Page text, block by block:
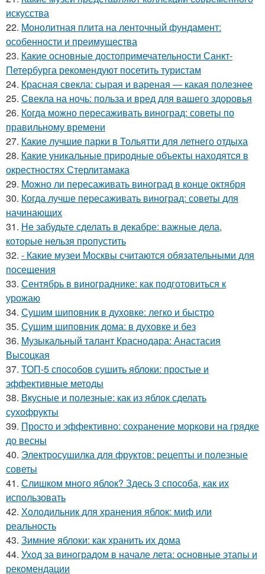
искусства
22. Монолитная плита на ленточный фундамент:
особенности и преимущества
23. Какие основные достопримечательности Санкт-
Петербурга рекомендуют посетить туристам
24. Красная свекла: сырая и вареная — какая полезнее
25. Свекла на ночь: польза и вред для вашего здоровья
26. Когда можно пересаживать виноград: советы по
правильному времени
27. Какие лучшие парки в Тольятти для летнего отдыха
28. Какие уникальные природные объекты находятся в
окрестностях Стерлитамака
29. Можно ли пересаживать виноград в конце октября
30. Когда лучше пересаживать виноград: советы для
начинающих
31. Не забудьте сделать в декабре: важные дела,
которые нельзя пропустить
32. - Какие музеи Москвы считаются обязательными для
посещения
33. Сентябрь в винограднике: как подготовиться к
урожаю
34. Сушим шиповник в духовке: легко и быстро
35. Сушим шиповник дома: в духовке и без
36. Музыкальный талант Краснодара: Анастасия
Высоцкая
37. ТОП-5 способов сушить яблоки: простые и
эффективные методы
38. Вкусные и полезные: как из яблок сделать
сухофрукты
39. Просто и эффективно: сохранение моркови на грядке
до весны
40. Электросушилка для фруктов: рецепты и полезные
советы
41. Слишком много яблок? Здесь 3 способа, как их
использовать
42. Холодильник для хранения яблок: миф или
реальность
43. Зимние яблоки: как хранить их дома
44. Уход за виноградом в начале лета: основные этапы и
рекомендации